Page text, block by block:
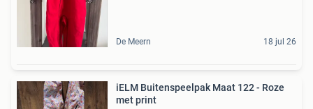
De Meern 18 jul 26
iELM Buitenspeelpak Maat 122 - Roze
met print